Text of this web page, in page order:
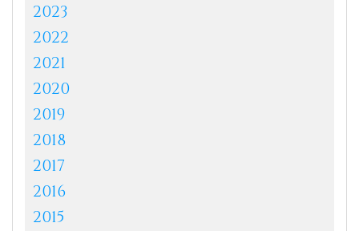
2023
2022
2021
2020
2019
2018
2017
2016
2015